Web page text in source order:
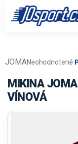
obsah
Priemerné
produktu
je
0,0
Neohodnotené
JOMA
MIKINA
VÍNOVÁ